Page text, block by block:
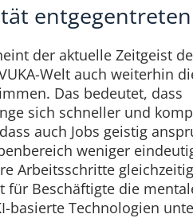
entgegentreten
der aktuelle Zeitgeist
Welt auch weiterhin
Das bedeutet, dass
sich schneller und
auch Jobs geistig
weniger
Arbeitsschritte
für Beschäftigte die
basierte Technologien